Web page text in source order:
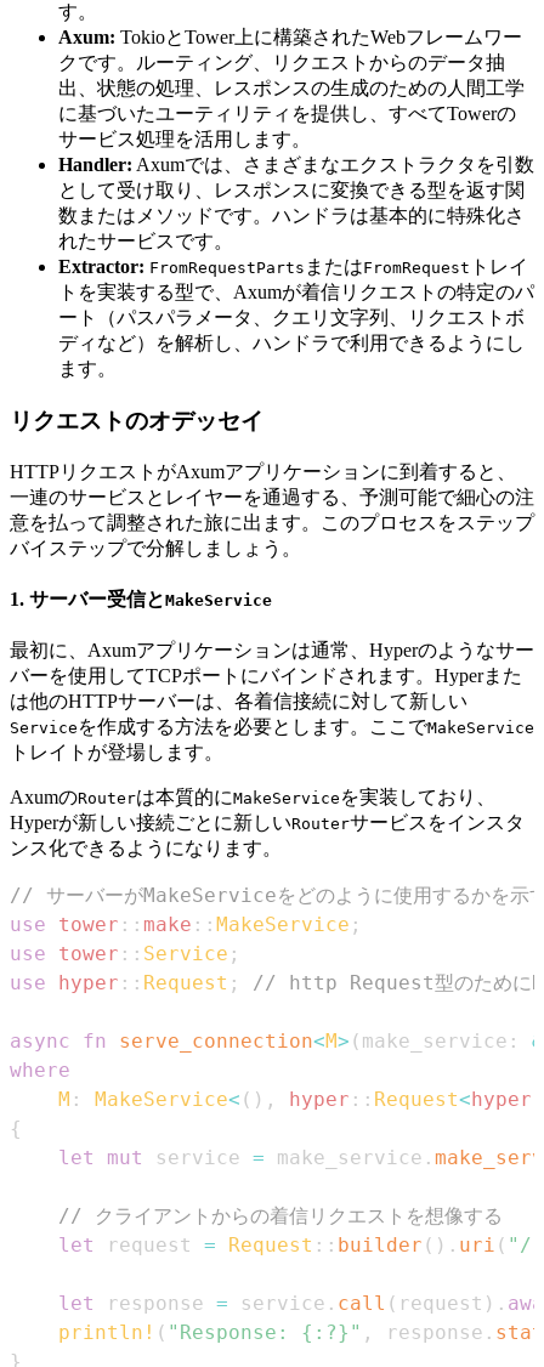
す。
Axum: TokioとTower上に構築されたWebフレームワー
クです。ルーティング、リクエストからのデータ抽
出、状態の処理、レスポンスの生成のための人間工学
に基づいたユーティリティを提供し、すべてTowerの
サービス処理を活用します。
Handler: Axumでは、さまざまなエクストラクタを引数
として受け取り、レスポンスに変換できる型を返す関
数またはメソッドです。ハンドラは基本的に特殊化さ
れたサービスです。
Extractor: FromRequestParts またはFromRequest トレイ
トを実装する型で、Axumが着信リクエストの特定のパ
ート（パスパラメータ、クエリ文字列、リクエストボ
ディなど）を解析し、ハンドラで利用できるようにし
ます。
リクエストのオデッセイ
HTTPリクエストがAxumアプリケーションに到着すると、
一連のサービスとレイヤーを通過する、予測可能で細心の注
意を払って調整された旅に出ます。このプロセスをステップ
バイステップで分解しましょう。
1. サーバー受信とMakeService
最初に、Axumアプリケーションは通常、Hyperのようなサー
バーを使用してTCPポートにバインドされます。Hyperまた
は他のHTTPサーバーは、各着信接続に対して新しい
Service を作成する方法を必要とします。ここでMakeService
トレイトが登場します。
AxumのRouterは本質的にMakeService を実装しており、
Hyperが新しい接続ごとに新しいRouterサービスをインスタ
ンス化できるようになります。
// サーバーがMakeServiceをどのように使用するかを示
use
tower :: make :: MakeService ;
use
tower :: Service ;
use
hyper :: Request ; // http Request型のために
async fn serve_connection<M> ( make_service :
&
where
M : MakeService< ( ) , hyper :: Request< hyper
{
let
mut service = make_service .
// クライアントからの着信リクエストを想像する
let
request = Request :: builder ( ) . uri ( "/"
let response = service . call ( request ) .
println! ( "Response: {:?}" , response .
}